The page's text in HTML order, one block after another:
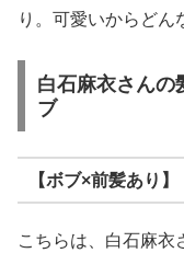
り。可愛いからどん
白石麻衣さんの
ブ
【ボブ×前髪あり】
こちらは、白石麻衣